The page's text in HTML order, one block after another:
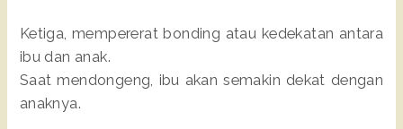
Ketiga, mempererat bonding atau kedekatan antara
ibu dan anak.
Saat mendongeng, ibu akan semakin dekat dengan
anaknya.